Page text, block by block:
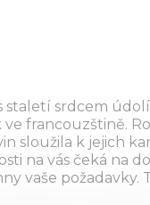
staletí srdcem
francouzštině.
sloužila k jejich
na vás čeká na
vaše požadavky.